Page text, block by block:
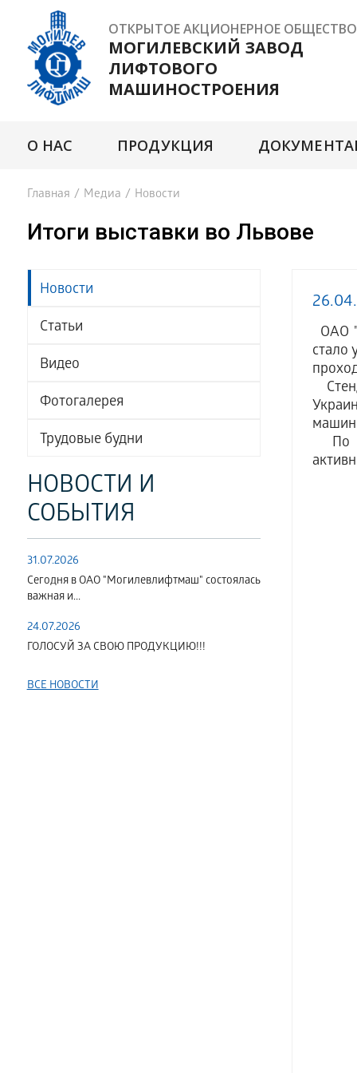
ОТКРЫТОЕ АКЦИОНЕРНОЕ ОБЩЕСТВО
МОГИЛЕВСКИЙ ЗАВОД
ЛИФТОВОГО
МАШИНОСТРОЕНИЯ
О НАС ПРОДУКЦИЯ
Главная / Медиа / Новости
Итоги выставки во Львове
Новости
Статьи
Видео
Фотогалерея
Трудовые будни
НОВОСТИ И
СОБЫТИЯ
31.07.2026
Сегодня в ОАО "Могилевлифтмаш" состоялась
важная и...
24.07.2026
ГОЛОСУЙ ЗА СВОЮ ПРОДУКЦИЮ!!!
ВСЕ НОВОСТИ
ОАО
стало
По